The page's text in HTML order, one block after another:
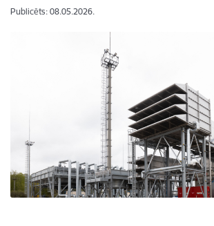
Publicēts: 08.05.2026.